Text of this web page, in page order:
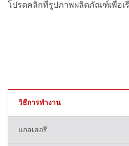
โปรดคลิกที่รูปภาพผลิตภัณฑ์เพื่อเรี
วิธีการทำงาน
แกลเลอรี